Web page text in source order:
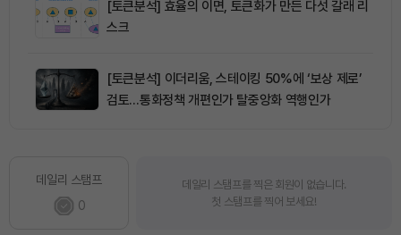
[토큰분석] 효율의 이면, 토큰화가 만든 다섯 갈래 리
스크
[토큰분석] 이더리움, 스테이킹 50%에 ‘보상 제로’
검토…통화정책 개편인가 탈중앙화 역행인가
데일리 스탬프
0
데일리 스탬프를 찍은 회원이 없습니다.
첫 스탬프를 찍어 보세요!